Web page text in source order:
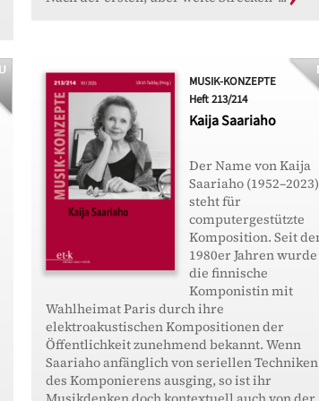
MUSIK-KONZEPTE
Heft 213/214
Kaija Saariaho
Der Name von Kaija
Saariaho (1952–2023)
steht für
computergestützte
Komposition. Seit
1980er Jahren wurde
die finnische
Komponistin mit
Wahlheimat Paris durch ihre
elektroakustischen Kompositionen der
Öffentlichkeit zunehmend bekannt. Wenn
Saariaho anfänglich von seriellen Techniken
des Komponierens ausging, so ist ihr